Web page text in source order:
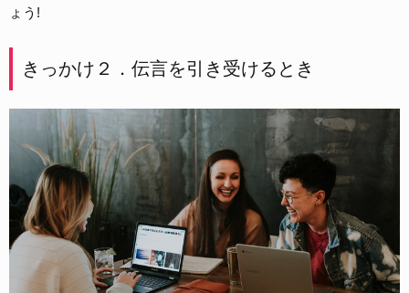
ょう!
きっかけ２．伝言を引き受けるとき